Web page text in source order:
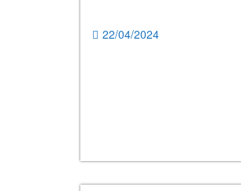
22/04/2024